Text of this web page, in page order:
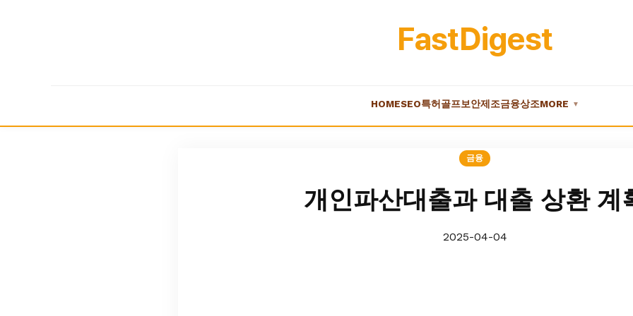
FastDigest
HOMESEO특허 골프보안제조금융상조MORE ▼
금융
개인파산대출과 대출 상환 계
2025-04-04